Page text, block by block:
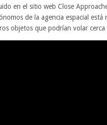
en el sitio web Close
de la agencia espacial
objetos que podrían volar